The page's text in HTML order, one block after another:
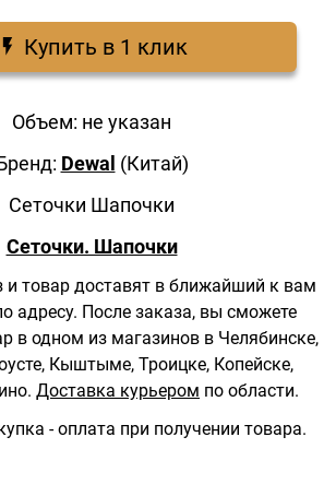
Купить в 1 клик
Объем: не указан
Dewal (Китай)
Сеточки Шапочки
Сеточки. Шапочки
и товар доставят в ближайший к вам
адресу. После заказа, вы сможете
в одном из магазинов в Челябинске,
Кыштыме, Троицке, Копейске,
Доставка курьером по области.
- оплата при получении товара.